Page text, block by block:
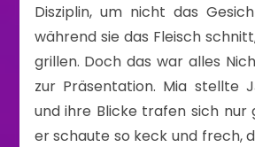
Disziplin, um nicht das
während sie das Fleisch
grillen. Doch das war alles
zur Präsentation. Mia stellte
und ihre Blicke trafen sich nur
er schaute so keck und frech,